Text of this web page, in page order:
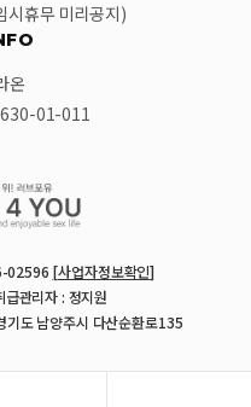
시휴무 미리공지)
온
01-011
02596 [사업자정보확인]
급관리자 : 정지원
기도 남양주시 다산순환로135